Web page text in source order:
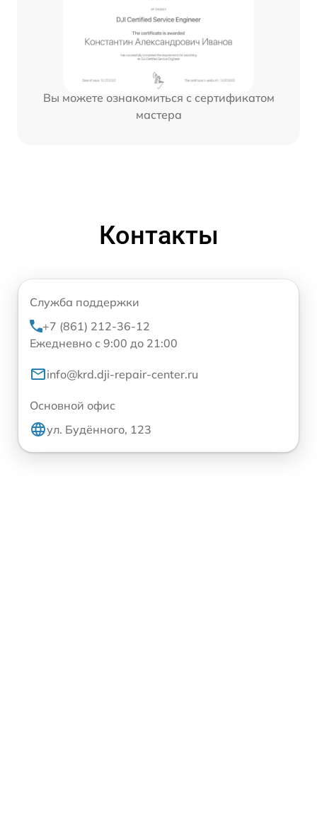
Вы можете ознакомиться с сертификатом
мастера
Контакты
Служба поддержки
+7 (861) 212-36-12
Ежедневно с 9:00 до 21:00
info@krd.dji-repair-center.ru
Основной офис
ул. Будённого, 123